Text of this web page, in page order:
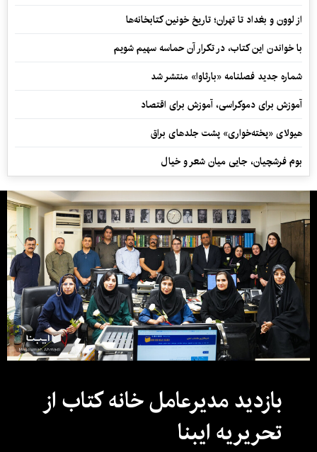
از لوون و بغداد تا تهران؛ تاریخ خونین کتابخانه‌ها
با خواندن این کتاب، در تکرار آن حماسه سهیم شویم
شماره جدید فصلنامه «بارثاوا» منتشر شد
آموزش برای دموکراسی، آموزش برای اقتصاد
هیولای «پخته‌خواری» پشت جلدهای براق
بوم فرشچیان، جایی میان شعر و خیال
بازدید مدیرعامل خانه کتاب از
تحریریه ایبنا